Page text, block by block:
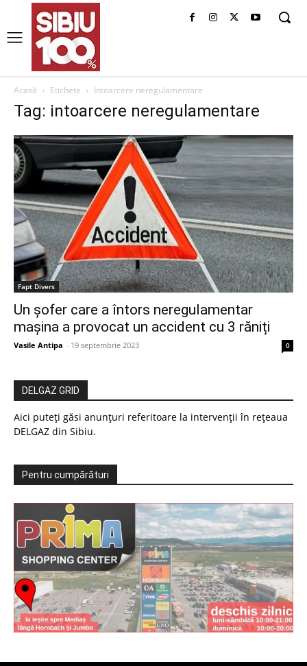
Acasă Etichete Intoarcere neregulamentare
Tag: intoarcere neregulamentare
Fapt Divers
Un șofer care a întors neregulamentar
mașina a provocat un accident cu 3 răniți
Vasile Antipa - 19 septembrie 2023 0
DELGAZ GRID
Aici puteți găsi anunțuri referitoare la intervenții în rețeaua
DELGAZ din Sibiu.
Pentru cumpărături